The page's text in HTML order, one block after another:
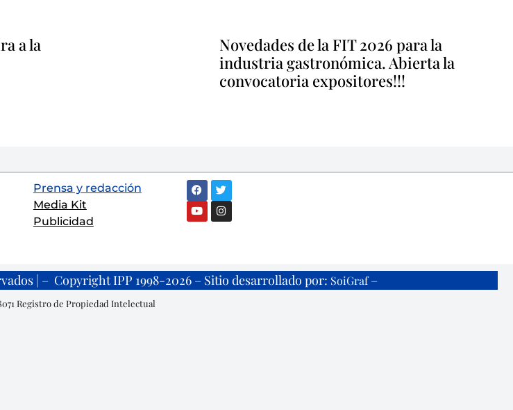
a la
Novedades de la FIT 2026 para la
industria gastronómica. Abierta la
convocatoria expositores!!!
Prensa y redacción
Media Kit
Publicidad
| – Copyright IPP 1998-2026 – Sitio desarrollado por: SoiGraf–
Registro de Propiedad Intelectual